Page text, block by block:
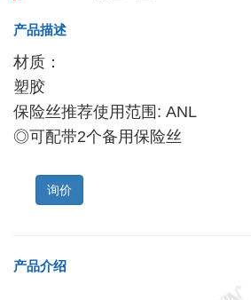
产品描述
材质：
塑胶
保险丝推荐使用范围: ANL
◎可配带2个备用保险丝
询价
产品介绍